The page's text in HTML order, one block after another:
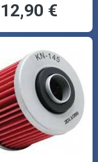
12,90 €